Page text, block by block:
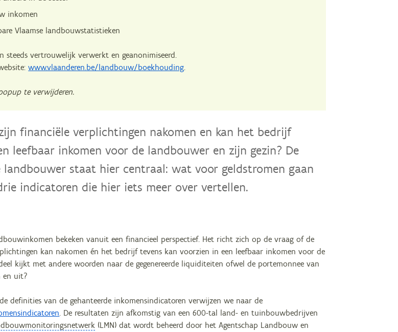
inkomen
Vlaamse landbouwstatistieken
steeds vertrouwelijk verwerkt en geanonimiseerd.
www.vlaanderen.be/landbouw/boekhouding.
te verwijderen.
financiële verplichtingen nakomen en kan het bedrijf
leefbaar inkomen voor de landbouwer en zijn gezin? De
landbouwer staat hier centraal: wat voor geldstromen gaan
indicatoren die hier iets meer over vertellen.
bekeken vanuit een financieel perspectief. Het richt zich op de vraag of de
kan nakomen én het bedrijf tevens kan voorzien in een leefbaar inkomen voor de
kijkt met andere woorden naar de gegenereerde liquiditeiten ofwel de portemonnee van
en uit?
definities van de gehanteerde inkomensindicatoren verwijzen we naar de
. De resultaten zijn afkomstig van een 600-tal land- en tuinbouwbedrijven
(LMN) dat wordt beheerd door het Agentschap Landbouw en